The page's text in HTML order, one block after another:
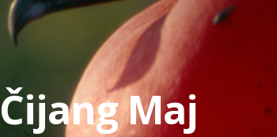
Čijang Maj